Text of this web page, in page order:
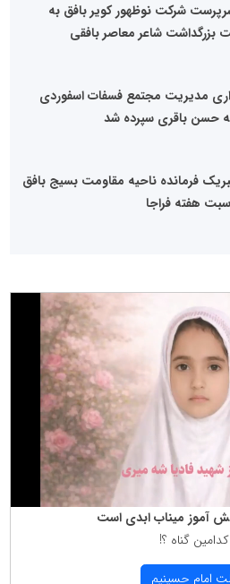
شرکت نوظهور کویر بافق به
بزرگداشت شاعر معاصر بافقی
مدیریت مجتمع فسفات اسفوردی
حسن باقری سپرده شد
فرمانده ناحیه مقاومت بسیج بافق
هفته فراجا
آموز میناب ابدی است
گناه ؟!
امام حسینیم